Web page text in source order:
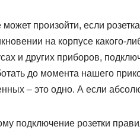
может произойти, если
на корпусе какого-
и других приборов,
до момента нашего
– это одно. А если
подключение розетки